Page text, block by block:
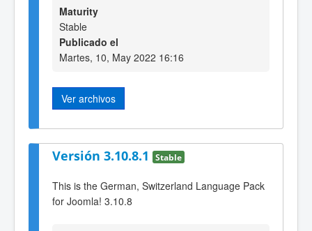
Maturity
Stable
Publicado el
Martes, 10, May 2022 16:16
Ver archivos
Versión 3.10.8.1 Stable
This is the German, Switzerland Language Pack
for Joomla! 3.10.8